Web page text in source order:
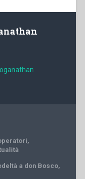
,
a don Bosco,